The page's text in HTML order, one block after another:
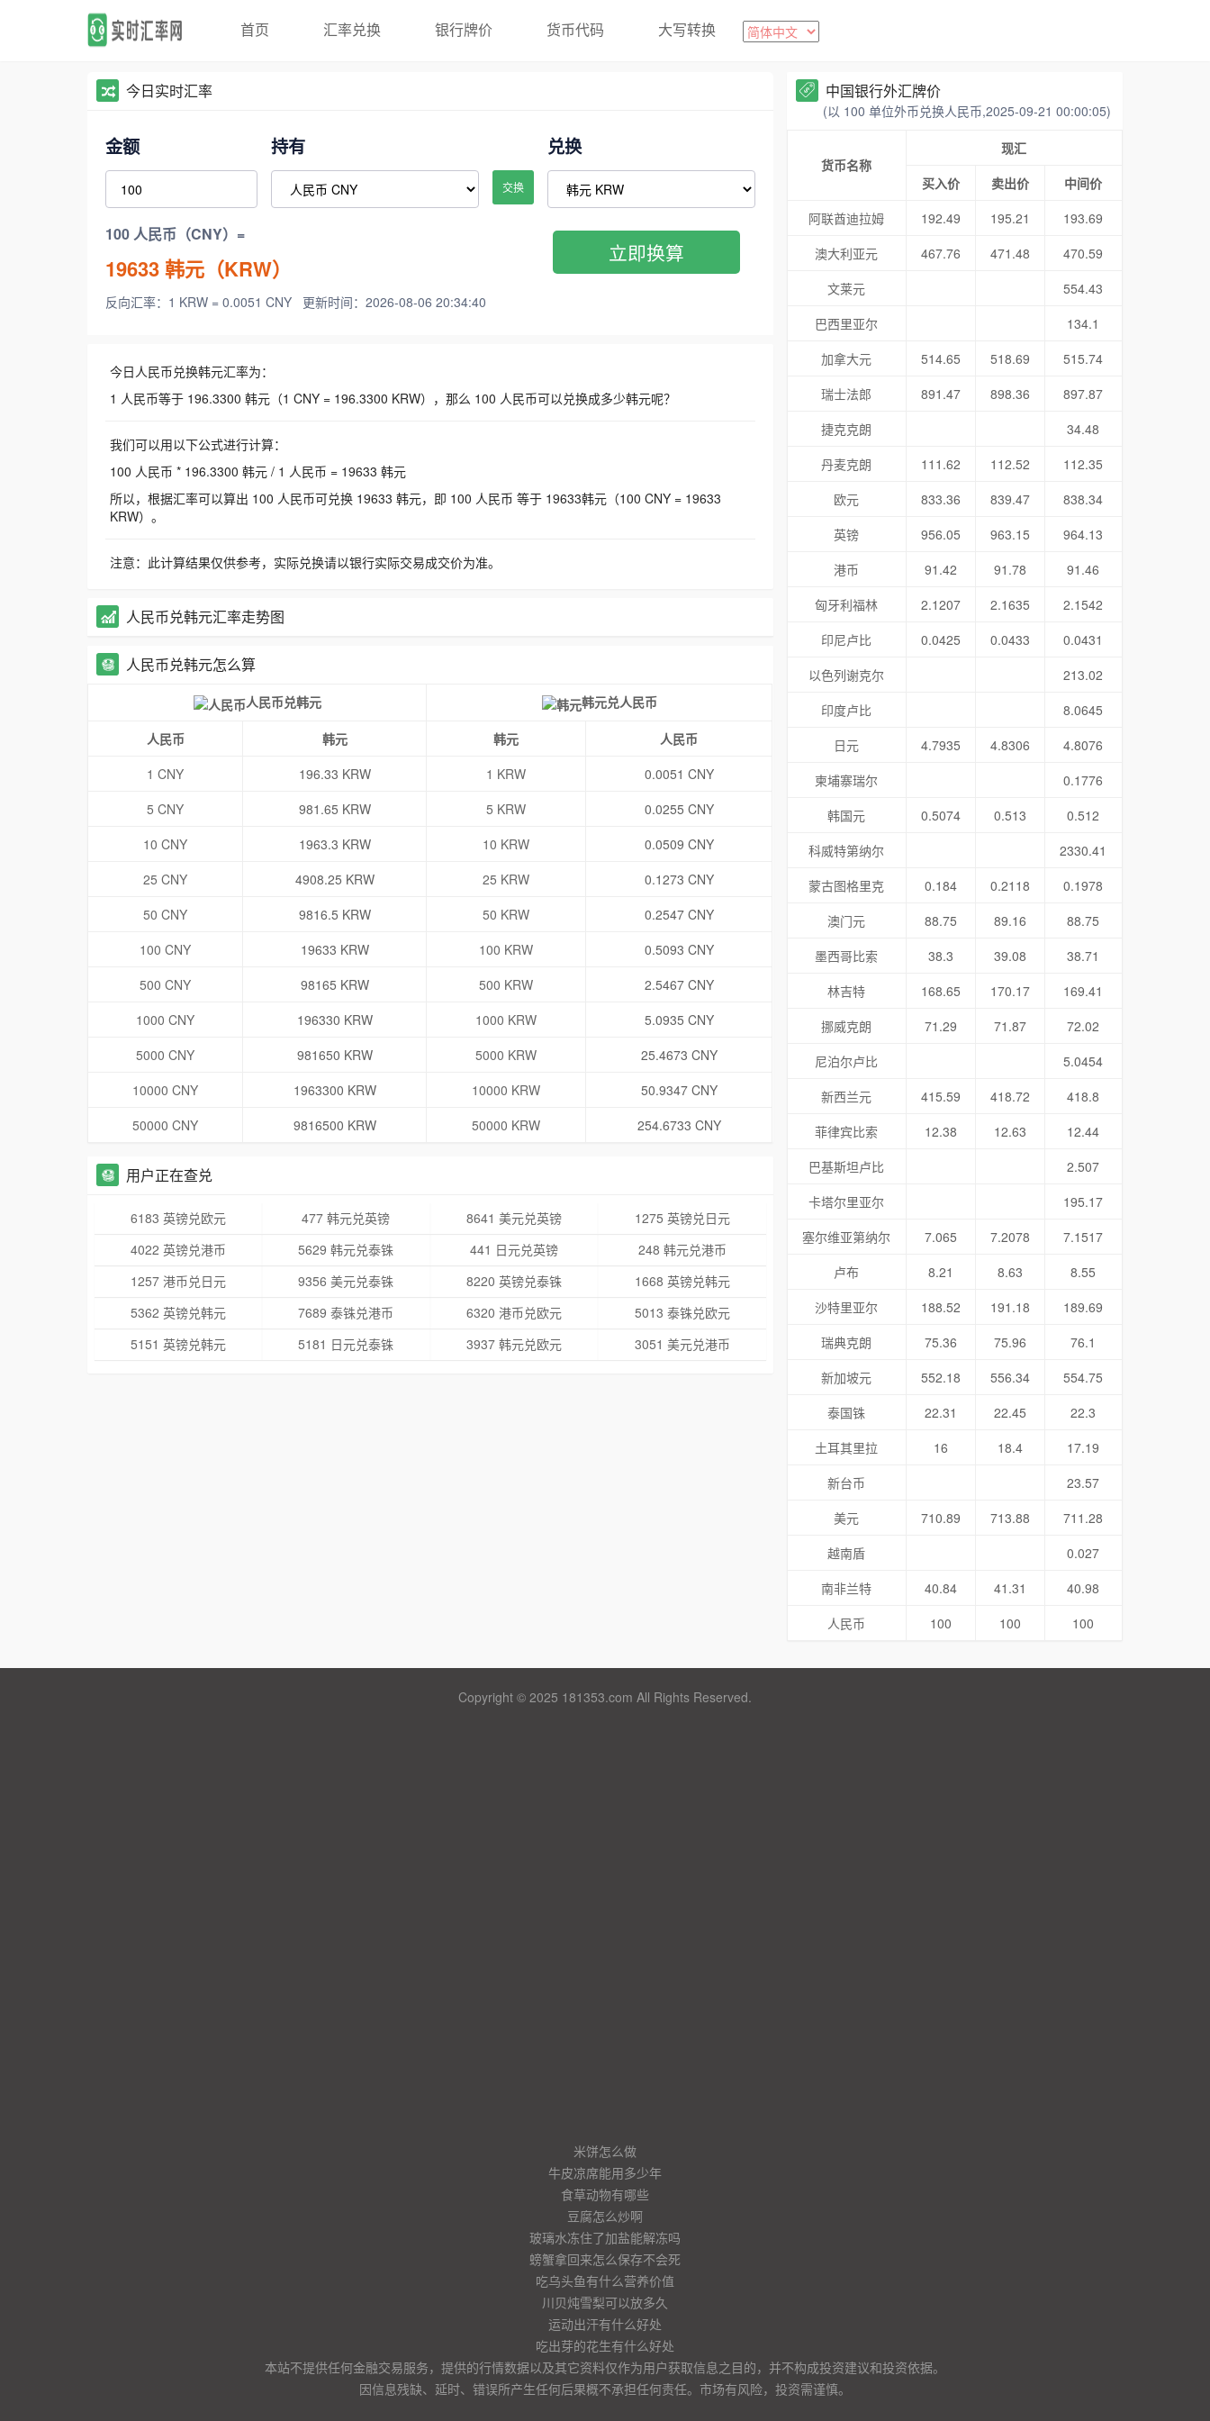
首页 汇率兑换 银行牌价 货币代码 大写转换
今日实时汇率
金额 持有
交换
兑换
100 人民币（CNY）=
19633韩元（KRW）
反向汇率：1 KRW = 0.0051 CNY 更新时间：2026-08-06 20:34:40
立即换算
今日人民币兑换韩元汇率为：
1 人民币等于 196.3300 韩元（1 CNY = 196.3300 KRW），那么 100 人民币可以兑换成多少韩元呢？
我们可以用以下公式进行计算：
100 人民币 * 196.3300 韩元 / 1 人民币 = 19633 韩元
所以，根据汇率可以算出 100 人民币可兑换 19633 韩元，即 100 人民币 等于 19633韩元（100 CNY = 19633
KRW）。
注意：此计算结果仅供参考，实际兑换请以银行实际交易成交价为准。
人民币兑韩元汇率走势图
人民币兑韩元怎么算
人民币兑韩元 韩元兑人民币
人民币 韩元 韩元
人民币
1 CNY
196.33 KRW 1 KRW
0.0051 CNY
5 CNY
981.65 KRW 5 KRW
0.0255 CNY
10 CNY
1963.3 KRW 10 KRW
0.0509 CNY
25 CNY
4908.25 KRW 25 KRW
0.1273 CNY
50 CNY
9816.5 KRW 50 KRW
0.2547 CNY
100 CNY
19633 KRW 100 KRW
0.5093 CNY
500 CNY
98165 KRW 500 KRW
2.5467 CNY
1000 CNY
196330 KRW 1000 KRW
5.0935 CNY
5000 CNY
981650 KRW 5000 KRW
25.4673 CNY
10000 CNY
1963300 KRW 10000 KRW
50.9347 CNY
50000 CNY
9816500 KRW 50000 KRW 254.6733 CNY
用户正在查兑
6183 英镑兑欧元 477 韩元兑英镑 8641 美元兑英镑
1275 英镑兑日元
4022 英镑兑港币
5629 韩元兑泰铢 441 日元兑英镑
248 韩元兑港币
1257 港币兑日元
9356 美元兑泰铢 8220 英镑兑泰铢
1668 英镑兑韩元
5362 英镑兑韩元
7689 泰铢兑港币 6320 港币兑欧元
5013 泰铢兑欧元
5151 英镑兑韩元
5181 日元兑泰铢 3937 韩元兑欧元 3051 美元兑港币
中国银行外汇牌价
(以 100 单位外币兑换人民币,2025-09-21 00:00:05)
货币名称
现汇
买入价
卖出价
中间价
阿联酋迪拉姆
192.49 195.21
193.69
澳大利亚元
467.76 471.48
470.59
文莱元
554.43
巴西里亚尔
134.1
加拿大元
514.65 518.69
515.74
瑞士法郎
891.47 898.36
897.87
捷克克朗
34.48
丹麦克朗
111.62 112.52
112.35
欧元
833.36 839.47
838.34
英镑
956.05 963.15
964.13
港币
91.42 91.78
91.46
匈牙利福林
2.1207 2.1635
2.1542
印尼卢比
0.0425 0.0433
0.0431
以色列谢克尔
213.02
印度卢比
8.0645
日元
4.7935 4.8306
4.8076
柬埔寨瑞尔
0.1776
韩国元
0.5074 0.513
0.512
科威特第纳尔
2330.41
蒙古图格里克
0.184 0.2118
0.1978
澳门元
88.75 89.16
88.75
墨西哥比索
38.3 39.08
38.71
林吉特
168.65 170.17
169.41
挪威克朗
71.29 71.87
72.02
尼泊尔卢比
5.0454
新西兰元
415.59 418.72
418.8
菲律宾比索
12.38 12.63
12.44
巴基斯坦卢比
2.507
卡塔尔里亚尔
195.17
塞尔维亚第纳尔
7.065 7.2078
7.1517
卢布
8.21 8.63
8.55
沙特里亚尔
188.52 191.18
189.69
瑞典克朗
75.36 75.96
76.1
新加坡元
552.18 556.34
554.75
泰国铢
22.31 22.45
22.3
土耳其里拉
16 18.4
17.19
新台币
23.57
美元
710.89 713.88
711.28
越南盾
0.027
南非兰特
40.84 41.31
40.98
人民币
100 100 100
Copyright © 2025 181353.com All Rights Reserved.
米饼怎么做
牛皮凉席能用多少年
食草动物有哪些
豆腐怎么炒啊
玻璃水冻住了加盐能解冻吗
螃蟹拿回来怎么保存不会死
吃乌头鱼有什么营养价值
川贝炖雪梨可以放多久
运动出汗有什么好处
吃出芽的花生有什么好处
本站不提供任何金融交易服务，提供的行情数据以及其它资料仅作为用户获取信息之目的，并不构成投资建议和投资依据。
因信息残缺、延时、错误所产生任何后果概不承担任何责任。市场有风险，投资需谨慎。